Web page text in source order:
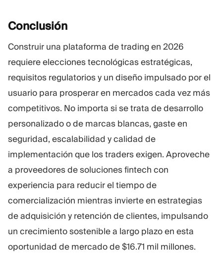
Conclusión
Construir una plataforma de trading en 2026
requiere elecciones tecnológicas estratégicas,
requisitos regulatorios y un diseño impulsado por el
usuario para prosperar en mercados cada vez más
competitivos. No importa si se trata de desarrollo
personalizado o de marcas blancas, gaste en
seguridad, escalabilidad y calidad de
implementación que los traders exigen. Aproveche
a proveedores de soluciones fintech con
experiencia para reducir el tiempo de
comercialización mientras invierte en estrategias
de adquisición y retención de clientes, impulsando
un crecimiento sostenible a largo plazo en esta
oportunidad de mercado de $16.71 mil millones.